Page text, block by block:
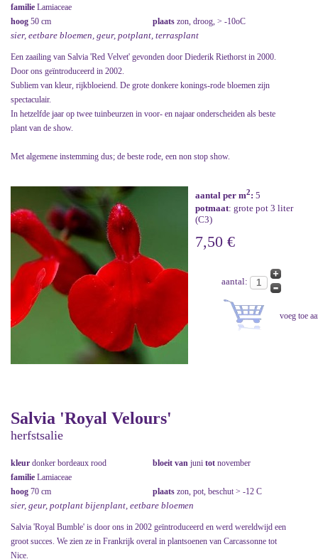
familie Lamiaceae
hoog 50 cm plaats zon, droog, > -10oC
sier, eetbare bloemen, geur, potplant, terrasplant
Een zaailing van Salvia 'Red Velvet' gevonden door Diederik Riethorst in 2000.
Door ons geïntroduceerd in 2002.
Subliem van kleur, rijkbloeiend. De grote donkere konings-rode bloemen zijn
spectaculair.
In hetzelfde jaar op twee tuinbeurzen in voor- en najaar onderscheiden als beste
plant van de show.
Met algemene instemming dus; de beste rode, een non stop show.
aantal per m2: 5
potmaat: grote pot 3 liter
(C3)
7,50 €
aantal:
Salvia 'Royal Velours'
herfstsalie
kleur donker bordeaux rood bloeit van juni tot november
familie Lamiaceae
hoog 70 cm plaats zon, pot, beschut > -12 C
sier, geur, potplant bijenplant, eetbare bloemen
Salvia 'Royal Bumble' is door ons in 2002 geïntroduceerd en werd wereldwijd een
groot succes. We zien ze in Frankrijk overal in plantsoenen van Carcassonne tot
Nice.